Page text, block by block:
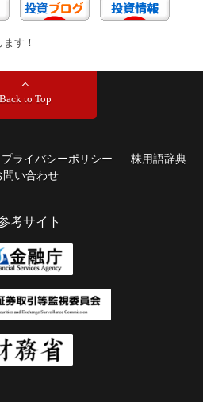
す！
Back to Top
プライバシーポリシー
株用語辞典
問い合わせ
考サイト